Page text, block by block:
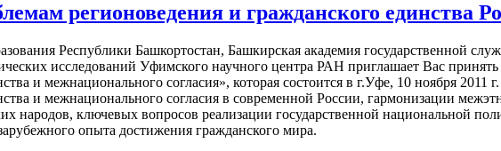
регионоведения и гражданского единства
Республики Башкортостан, Башкирская академия государственной
исследований Уфимского научного центра РАН приглашает Вас
и межнационального согласия», которая состоится в г.Уфе, 10 ноября
и межнационального согласия в современной России, гармонизации
народов, ключевых вопросов реализации государственной национальной
опыта достижения гражданского мира.